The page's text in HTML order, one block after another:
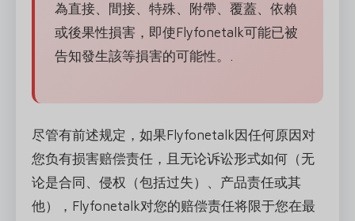
為直接、間接、特殊、附帶、覆蓋、依賴
或後果性損害，即使Flyfonetalk可能已被
告知發生該等損害的可能性。.
尽管有前述规定，如果Flyfonetalk因任何原因对
您负有损害赔偿责任，且无论诉讼形式如何（无
论是合同、侵权（包括过失）、产品责任或其
他），Flyfonetalk对您的赔偿责任将限于您在最